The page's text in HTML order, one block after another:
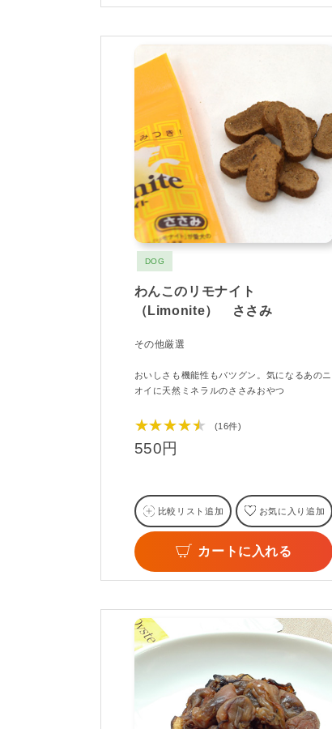
DOG
わんこのリモナイト
（Limonite） ささみ
その他厳選
おいしさも機能性もバツグン。気になるあのニ
オイに天然ミネラルのささみおやつ
★★★★★ (16件)
550円
比較リスト追加 お気に入り追加
カートに入れる